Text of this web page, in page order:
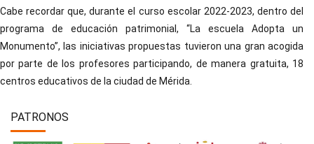
Cabe recordar que, durante el curso escolar 2022-2023, dentro del
programa de educación patrimonial, “La escuela Adopta un
Monumento”, las iniciativas propuestas tuvieron una gran acogida
por parte de los profesores participando, de manera gratuita, 18
centros educativos de la ciudad de Mérida.
PATRONOS